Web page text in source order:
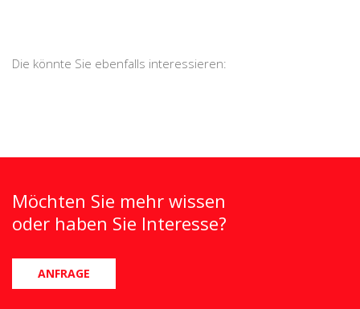
Die könnte Sie ebenfalls interessieren:
Möchten Sie mehr wissen
oder haben Sie Interesse?
ANFRAGE